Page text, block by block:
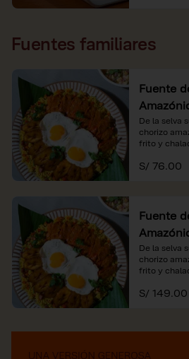
Fuentes familiares
Fuente
De la selva
chorizo
frito y
*Imágenes
*Nuestros
S/ 76.00
Fuente
De la selva
chorizo
frito y
S/ 149.00